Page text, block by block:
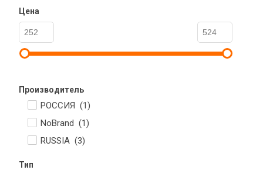
Цена
Производитель
РОССИЯ (1)
NoBrand (1)
RUSSIA (3)
Тип